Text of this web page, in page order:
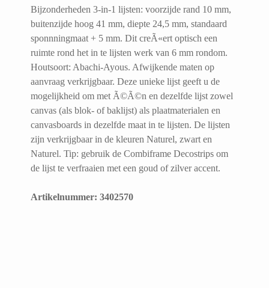
Bijzonderheden 3-in-1 lijsten: voorzijde rand 10 mm,
buitenzijde hoog 41 mm, diepte 24,5 mm, standaard
sponnningmaat + 5 mm. Dit creÃ«ert optisch een
ruimte rond het in te lijsten werk van 6 mm rondom.
Houtsoort: Abachi-Ayous. Afwijkende maten op
aanvraag verkrijgbaar. Deze unieke lijst geeft u de
mogelijkheid om met Ã©Ã©n en dezelfde lijst zowel
canvas (als blok- of baklijst) als plaatmaterialen en
canvasboards in dezelfde maat in te lijsten. De lijsten
zijn verkrijgbaar in de kleuren Naturel, zwart en
Naturel. Tip: gebruik de Combiframe Decostrips om
de lijst te verfraaien met een goud of zilver accent.
Artikelnummer: 3402570